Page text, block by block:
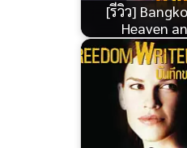
[รีวิว]
Heaven